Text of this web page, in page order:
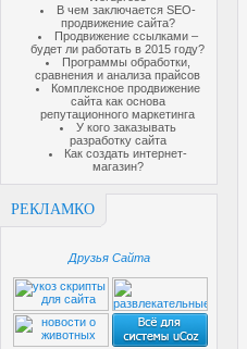
В чем заключается SEO-
продвижение сайта?
Продвижение ссылками –
будет ли работать в 2015 году?
Программы обработки,
сравнения и анализа прайсов
Комплексное продвижение
сайта как основа
репутационного маркетинга
У кого заказывать
разработку сайта
Как создать интернет-
магазин?
РЕКЛАМКО
Друзья Сайта